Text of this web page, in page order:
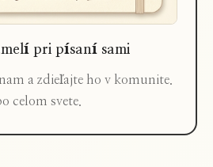
pri písaní sami
a zdieľajte ho v komunite.
celom svete.